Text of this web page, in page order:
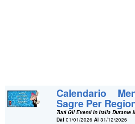
Calendario
Sagre Per
Tutti Gli Eventi In Italia Durante
Dal 01/01/2026Al 31/12/2026